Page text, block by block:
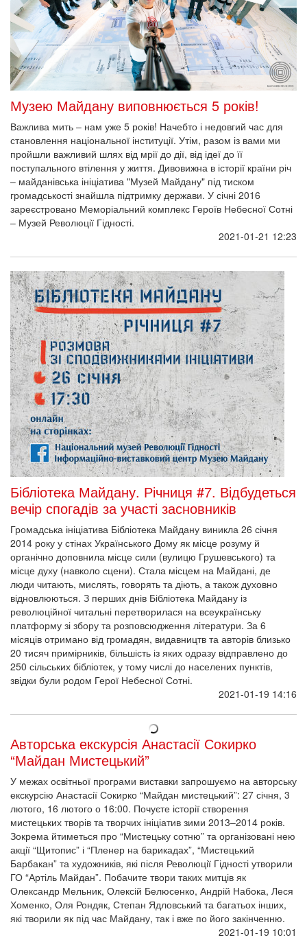
Музею Майдану виповнюється 5 років!
Важлива мить – нам уже 5 років! Начебто і недовгий час для
становлення національної інституції. Утім, разом із вами ми
пройшли важливий шлях від мрії до дії, від ідеї до її
поступального втілення у життя. Дивовижна в історії країни річ
– майданівська ініціатива "Музей Майдану" під тиском
громадськості знайшла підтримку держави. У січні 2016
зареєстровано Меморіальний комплекс Героїв Небесної Сотні
– Музей Революції Гідності.
2021-01-21 12:23
Бібліотека Майдану. Річниця #7. Відбудеться
вечір спогадів за участі засновників
Громадська ініціатива Бібліотека Майдану виникла 26 січня
2014 року у стінах Українського Дому як місце розуму й
органічно доповнила місце сили (вулицю Грушевського) та
місце духу (навколо сцени). Стала місцем на Майдані, де
люди читають, мислять, говорять та діють, а також духовно
відновлюються. З перших днів Бібліотека Майдану із
революційної читальні перетворилася на всеукраїнську
платформу зі збору та розповсюдження літератури. За 6
місяців отримано від громадян, видавництв та авторів близько
20 тисяч примірників, більшість із яких одразу відправлено до
250 сільських бібліотек, у тому числі до населених пунктів,
звідки були родом Герої Небесної Сотні.
2021-01-19 14:16
Авторська екскурсія Анастасії Сокирко
“Майдан Мистецький”
У межах освітньої програми виставки запрошуємо на авторську
екскурсію Анастасії Сокирко “Майдан мистецький”: 27 січня, 3
лютого, 16 лютого о 16:00. Почуєте історії створення
мистецьких творів та творчих ініціатив зими 2013–2014 років.
Зокрема йтиметься про “Мистецьку сотню” та організовані нею
акції “Щитопис” і “Пленер на барикадах”, “Мистецький
Барбакан” та художників, які після Революції Гідності утворили
ГО “Артіль Майдан”. Побачите твори таких митців як
Олександр Мельник, Олексій Белюсенко, Андрій Набока, Леся
Хоменко, Оля Рондяк, Степан Ядловський та багатьох інших,
які творили як під час Майдану, так і вже по його закінченню.
2021-01-19 10:01